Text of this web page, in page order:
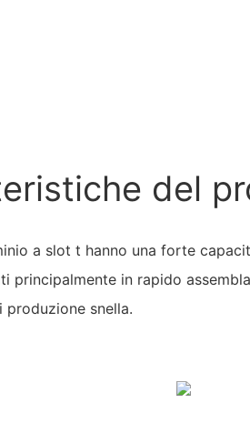
del
a slot t hanno una forte
principalmente in rapido
snella.